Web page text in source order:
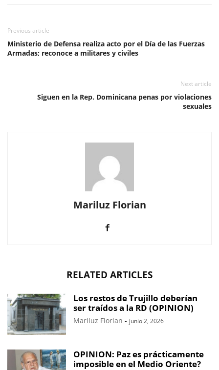
Previous article
Ministerio de Defensa realiza acto por el Día de las Fuerzas
Armadas; reconoce a militares y civiles
Next article
Siguen en la Rep. Dominicana penas por violaciones
sexuales
Mariluz Florian
RELATED ARTICLES
Los restos de Trujillo deberían
ser traídos a la RD (OPINION)
Mariluz Florian - junio 2, 2026
OPINION: Paz es prácticamente
imposible en el Medio Oriente?